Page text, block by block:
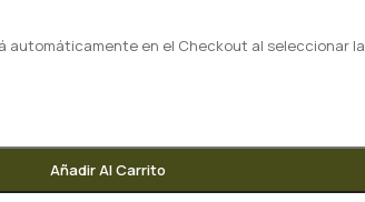
automáticamente en el Checkout al seleccionar la
Añadir Al Carrito